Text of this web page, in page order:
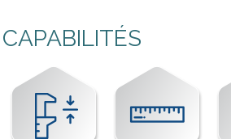
CAPABILITÉS